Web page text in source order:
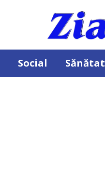
Social